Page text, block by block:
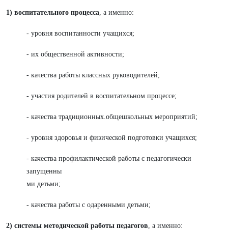
1) воспитательного процесса, а именно:
- уровня воспитанности учащихся;
- их общественной активности;
- качества работы классных руководителей;
- участия родителей в воспитательном процессе;
- качества традиционных.общешкольных мероприятий;
- уровня здоровья и физической подготовки учащихся;
- качества профилактической работы с педагогически
запущенны
ми детьми;
- качества работы с одаренными детьми;
2) системы методической работы педагогов, а именно: